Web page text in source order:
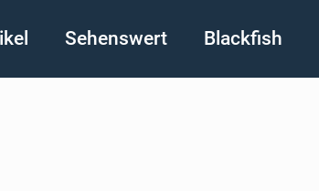
Sehenswert Blackfish